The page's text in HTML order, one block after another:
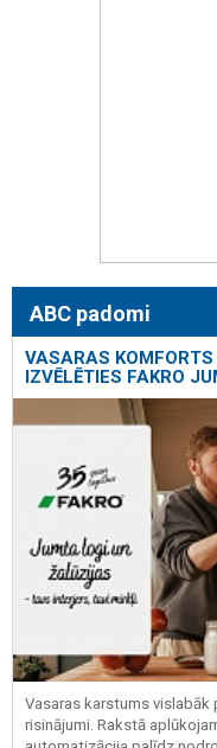
ABC padomi
VASARAS
IZVĒLĒTIES FAKRO
Vasaras karstums vislabāk
risinājumi. Rakstā